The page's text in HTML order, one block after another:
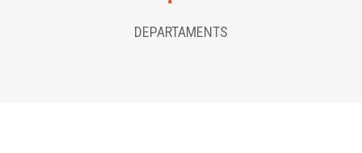
DEPARTAMENTS